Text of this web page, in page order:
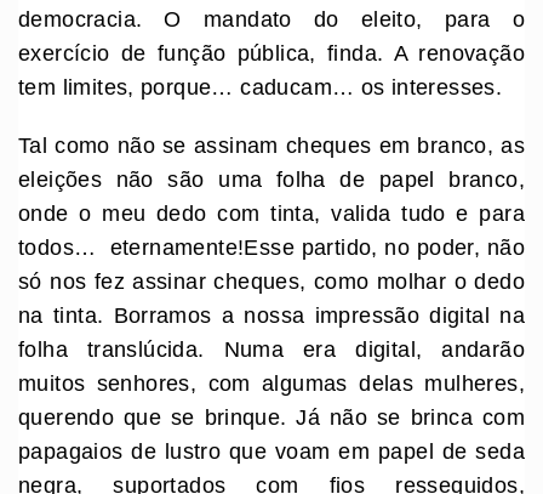
democracia. O mandato do eleito, para o
exercício de função pública, finda. A renovação
tem limites, porque… caducam… os interesses.
Tal como não se assinam cheques em branco, as
eleições não são uma folha de papel branco,
onde o meu dedo com tinta, valida tudo e para
todos… eternamente!Esse partido, no poder, não
só nos fez assinar cheques, como molhar o dedo
na tinta. Borramos a nossa impressão digital na
folha translúcida. Numa era digital, andarão
muitos senhores, com algumas delas mulheres,
querendo que se brinque. Já não se brinca com
papagaios de lustro que voam em papel de seda
negra, suportados com fios ressequidos,